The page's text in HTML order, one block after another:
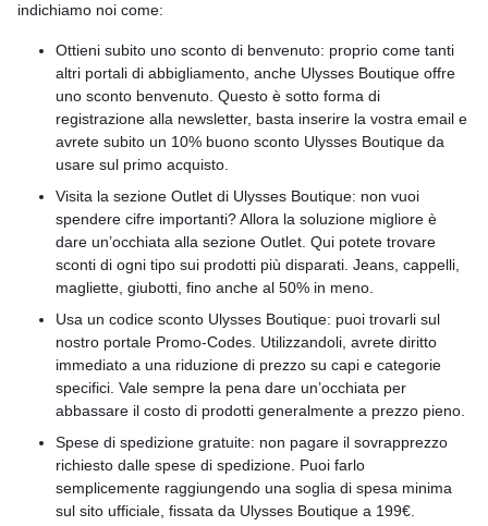
indichiamo noi come:
Ottieni subito uno sconto di benvenuto: proprio come tanti
altri portali di abbigliamento, anche Ulysses Boutique offre
uno sconto benvenuto. Questo è sotto forma di
registrazione alla newsletter, basta inserire la vostra email e
avrete subito un 10% buono sconto Ulysses Boutique da
usare sul primo acquisto.
Visita la sezione Outlet di Ulysses Boutique: non vuoi
spendere cifre importanti? Allora la soluzione migliore è
dare un’occhiata alla sezione Outlet. Qui potete trovare
sconti di ogni tipo sui prodotti più disparati. Jeans, cappelli,
magliette, giubotti, fino anche al 50% in meno.
Usa un codice sconto Ulysses Boutique: puoi trovarli sul
nostro portale Promo-Codes. Utilizzandoli, avrete diritto
immediato a una riduzione di prezzo su capi e categorie
specifici. Vale sempre la pena dare un’occhiata per
abbassare il costo di prodotti generalmente a prezzo pieno.
Spese di spedizione gratuite: non pagare il sovrapprezzo
richiesto dalle spese di spedizione. Puoi farlo
semplicemente raggiungendo una soglia di spesa minima
sul sito ufficiale, fissata da Ulysses Boutique a 199€.